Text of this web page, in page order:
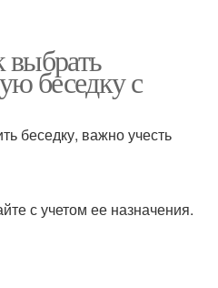
выбрать
беседку с
беседку, важно учесть
с учетом ее назначения.